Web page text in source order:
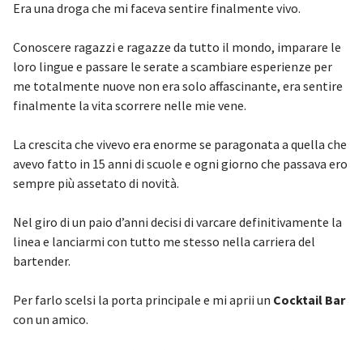
Era una droga che mi faceva sentire finalmente vivo.
Conoscere ragazzi e ragazze da tutto il mondo, imparare le
loro lingue e passare le serate a scambiare esperienze per
me totalmente nuove non era solo affascinante, era sentire
finalmente la vita scorrere nelle mie vene.
La crescita che vivevo era enorme se paragonata a quella che
avevo fatto in 15 anni di scuole e ogni giorno che passava ero
sempre più assetato di novità.
Nel giro di un paio d’anni decisi di varcare definitivamente la
linea e lanciarmi con tutto me stesso nella carriera del
bartender.
Per farlo scelsi la porta principale e mi aprii un Cocktail Bar
con un amico.